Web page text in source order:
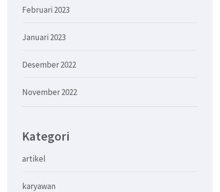
Februari 2023
Januari 2023
Desember 2022
November 2022
Kategori
artikel
karyawan